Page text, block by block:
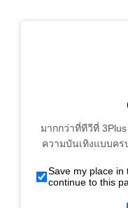
มากกว่าที่ทีวีที่
ความบันเทิงแบบค
Save my place in
continue to this